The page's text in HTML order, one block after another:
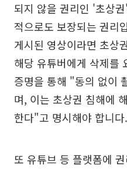
되지 않을 권리인 '초상
적으로도 보장되는 권리
게시된 영상이라면 초상
해당 유튜버에게 삭제를
증명을 통해 "동의 없이
며, 이는 초상권 침해에
한다"고 명시해야 합니다.
또 유튜브 등 플랫폼에